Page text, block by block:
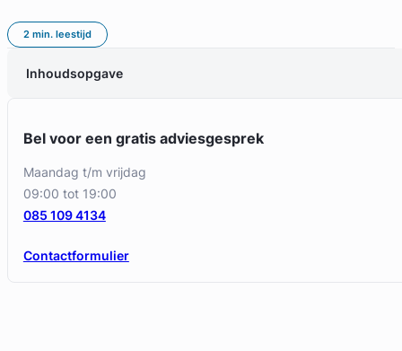
2 min. leestijd
Inhoudsopgave
Bel voor een gratis adviesgesprek
maandag t/m vrijdag
09:00 tot 19:00
Contactformulier
085 109 4134